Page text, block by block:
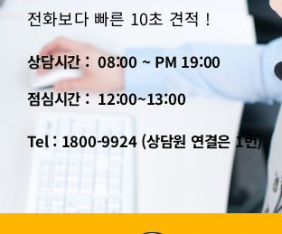
전화보다 빠른 10초 견적 !
상담시간 : 08:00 ~ PM 19:00
점심시간 : 12:00~13:00
Tel : 1800-9924 (상담원 연결은 1번)